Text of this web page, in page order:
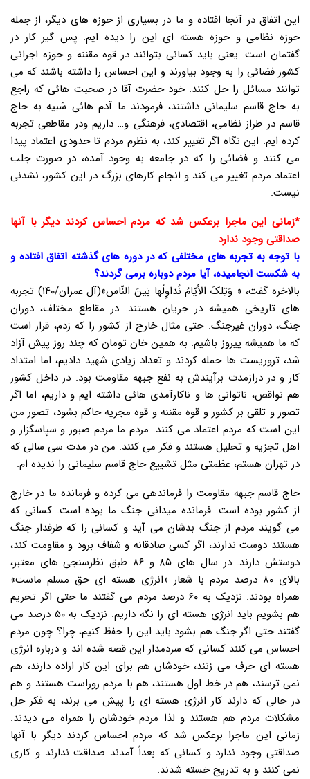
این اتفاق در آنجا افتاده و ما در بسیاری از حوزه های دیگر، از جمله
حوزه نظامی و حوزه هسته ای این را دیده ایم. پس گیر کار در
گفتمان است. یعنی باید کسانی بتوانند در قوه مقننه و حوزه اجرائی
کشور فضائی را به وجود بیاورند و این احساس را داشته باشند که می
توانند مسائل را حل کنند. خود حضرت آقا در صحبت هائی که راجع
به حاج قاسم سلیمانی داشتند، فرمودند ما آدم هائی شبیه به حاج
قاسم در طراز نظامی، اقتصادی، فرهنگی و… داریم ودر مقاطعی تجربه
کرده ایم. این نگاه اگر تغییر کند، به نظرم مردم تا حدودی اعتماد پیدا
می کنند و فضائی را که در جامعه به وجود آمده، در صورت جلب
اعتماد مردم تغییر می کند و انجام کارهای بزرگ در این کشور، نشدنی
نیست.
*زمانی این ماجرا برعکس شد که مردم احساس کردند دیگر با آنها
صداقتی وجود ندارد
با توجه به تجربه های مختلفی که در دوره های گذشته اتفاق افتاده و
به شکست انجامیده، آیا مردم دوباره برمی گردند؟
بالاخره گفت، « وَتِلکَ الأَیّامُ نُداوِلُها بَینَ النّاس»(آل عمران/۱۴۰) تجربه
های تاریخی همیشه در جریان هستند. در مقاطع مختلف، دوران
جنگ، دوران غیرجنگ. حتی مثال خارج از کشور را که زدم، قرار است
که ما همیشه پیروز باشیم. به همین خان تومان که چند روز پیش آزاد
شد، تروریست ها حمله کردند و تعداد زیادی شهید دادیم، اما امتداد
کار و در درازمدت برآیندش به نفع جبهه مقاومت بود. در داخل کشور
هم نواقص، ناتوانی ها و ناکارآمدی هائی داشته ایم و داریم، اما اگر
تصور و تلقی بر کشور و قوه مقننه و قوه مجریه حاکم بشود، تصور من
این است که مردم اعتماد می کنند. مردم ما مردم صبور و سپاسگزار و
اهل تجزیه و تحلیل هستند و فکر می کنند. من در مدت سی سالی که
در تهران هستم، عظمتی مثل تشییع حاج قاسم سلیمانی را ندیده ام.
حاج قاسم جبهه مقاومت را فرماندهی می کرده و فرمانده ما در خارج
از کشور بوده است. فرمانده میدانی جنگ ما بوده است. کسانی که
می گویند مردم از جنگ بدشان می آید و کسانی را که طرفدار جنگ
هستند دوست ندارند، اگر کسی صادقانه و شفاف برود و مقاومت کند،
دوستش دارند. در سال های ۸۵ و ۸۶ طبق نظرسنجی های معتبر،
بالای ۸۰ درصد مردم با شعار «انرژی هسته ای حق مسلم ماست»
همراه بودند. نزدیک به ۶۰ درصد مردم می گفتند ما حتی اگر تحریم
هم بشویم باید انرژی هسته ای را نگه داریم. نزدیک به ۵۰ درصد می
گفتند حتی اگر جنگ هم بشود باید این را حفظ کنیم، چرا؟ چون مردم
احساس می کنند کسانی که سردمدار این قصه شده اند و درباره انرژی
هسته ای حرف می زنند، خودشان هم برای این کار اراده دارند، هم
نمی ترسند، هم در خط اول هستند، هم با مردم روراست هستند و هم
در حالی که دارند کار انرژی هسته ای را پیش می برند، به فکر حل
مشکلات مردم هم هستند و لذا مردم خودشان را همراه می دیدند.
زمانی این ماجرا برعکس شد که مردم احساس کردند دیگر با آنها
صداقتی وجود ندارد و کسانی که بعداً آمدند صداقت ندارند و کاری
نمی کنند و به تدریج خسته شدند.